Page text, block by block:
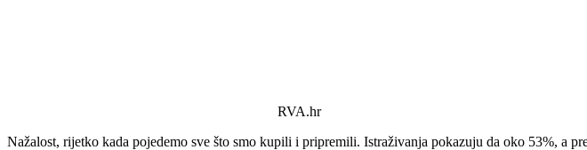
RVA.hr
Nažalost, rijetko kada pojedemo sve što smo kupili i pripremili. Istraživanja pokazuju da oko 53%, a